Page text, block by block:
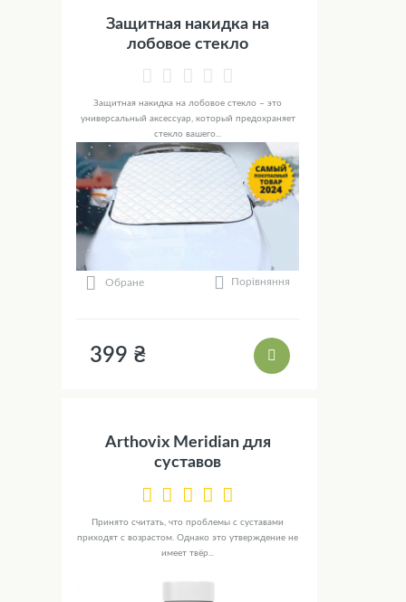
Защитная накидка на
лобовое стекло
Защитная накидка на лобовое стекло – это
универсальный аксессуар, который предохраняет
стекло вашего...
Обране Порівняння
399 ₴
Arthovix Meridian для
суставов
Принято считать, что проблемы с суставами
приходят с возрастом. Однако это утверждение не
имеет твёр...